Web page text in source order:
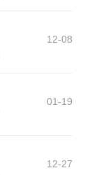
12-08
01-19
12-27